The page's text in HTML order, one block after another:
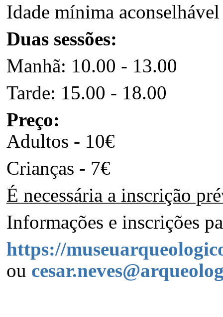
Idade mínima
Duas sessões:
Manhã: 10.00 - 13.00
Tarde: 15.00 - 18.00
Preço:
Adultos - 10€
Crianças - 7€
É necessária a inscrição
Informações e inscrições
https://
ou